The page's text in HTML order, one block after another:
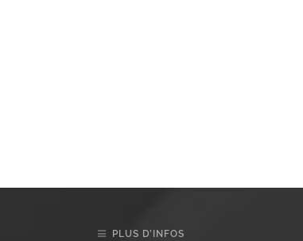
PLUS D’INFOS